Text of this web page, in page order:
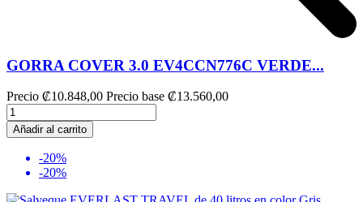
GORRA COVER 3.0 EV4CCN776C VERDE...
Precio ₡10.848,00 Precio base ₡13.560,00
Añadir al carrito
-20%
-20%